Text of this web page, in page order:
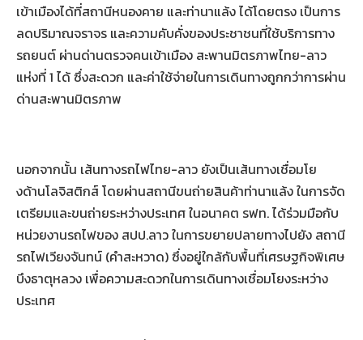
เข้าเมืองได้ที่สถานีหนองคาย และท่านาแล้ง ได้โดยตรง เป็นการ
ลดปริมาณจราจร และความคับคั่งของประชาชนที่ใช้บริการทาง
รถยนต์ ผ่านด่านตรวจคนเข้าเมือง สะพานมิตรภาพไทย-ลาว
แห่งที่ 1 ได้ ซึ่งสะดวก และค่าใช้จ่ายในการเดินทางถูกกว่าการผ่าน
ด่านสะพานมิตรภาพ
นอกจากนั้น เส้นทางรถไฟไทย-ลาว ยังเป็นเส้นทางเชื่อมโย
งด้านโลจิสติกส์ โดยผ่านสถานีขนถ่ายสินค้าท่านาแล้ง ในการจัด
เตรียมและขนถ่ายระหว่างประเทศ ในอนาคต รฟท. ได้ร่วมมือกับ
หน่วยงานรถไฟของ สปป.ลาว ในการขยายปลายทางไปยัง สถานี
รถไฟเวียงจันทน์ (คำสะหวาด) ซึ่งอยู่ใกล้กับพื้นที่เศรษฐกิจพิเศษ
บึงธาตุหลวง เพื่อความสะดวกในการเดินทางเชื่อมโยงระหว่าง
ประเทศ